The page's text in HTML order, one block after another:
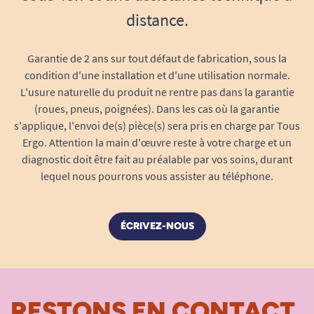
vaisselle, qu’il soit domestique ou professionnel,
Même soumis à de nombreux cycles, il ne subit
pas de déformation et sa surface ne se ternit
pas. Il est aussi facile à rincer à la main grâce à
son intérieur lisse sans recoin, empêchant les
résidus de s’accumuler.
Gestion facile pour les familles, structures
médicales, écoles ou crèches.
coloration.
Sans BPA, sans phtalates et conforme aux
micro-ondes ni au four traditionnel afin de
distance.
Garantie de 2 ans sur tout défaut de fabrication, sous la
condition d'une installation et d'une utilisation normale.
L'usure naturelle du produit ne rentre pas dans la garantie
(roues, pneus, poignées). Dans les cas où la garantie
s'applique, l'envoi de(s) pièce(s) sera pris en charge par Tous
Ergo. Attention la main d'œuvre reste à votre charge et un
diagnostic doit être fait au préalable par vos soins, durant
lequel nous pourrons vous assister au téléphone.
ÉCRIVEZ-NOUS